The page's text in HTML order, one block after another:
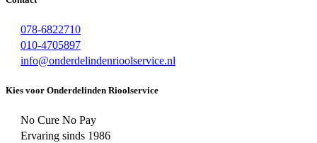
078-6822710
010-4705897
info@onderdelindenrioolservice.nl
Kies voor Onderdelinden Rioolservice
No Cure No Pay
Ervaring sinds 1986